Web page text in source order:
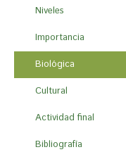
Niveles
Importancia
Biológica
Cultural
Actividad final
Bibliografía